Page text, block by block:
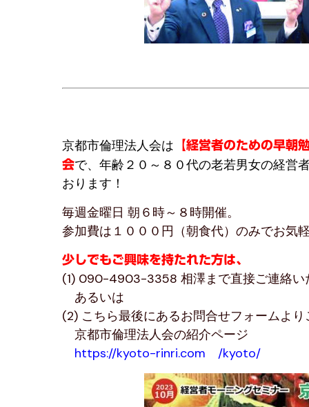
京都市倫理法人会は 【経営者のための早朝
会で、年齢２０～８０代の老若男女の経営
おります！
毎週金曜日 朝６時～８時開催。
参加費は１０００円（朝食代）のみでお気
少しでもご興味を持たれた方は、
(1) 090-4903-3358 相澤まで直接ご連絡い
あるいは
(2) こちら最後にあるお問合せフォームよ
京都市倫理法人会の紹介ページ
https://kyoto-rinri.com /kyoto/